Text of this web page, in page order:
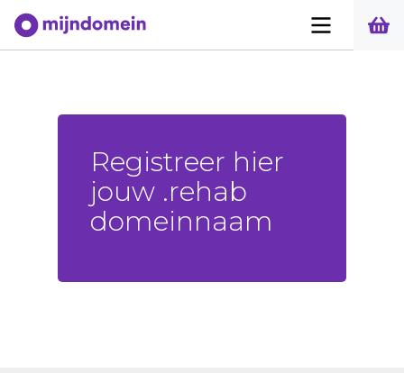
Registreer hier
jouw .rehab
domeinnaam